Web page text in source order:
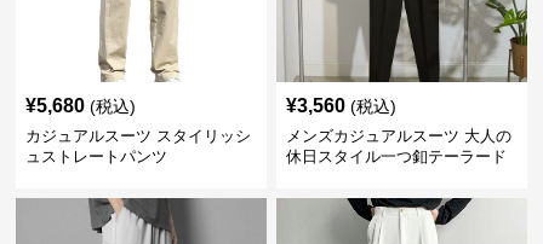
¥5,680 (税込)
カジュアルスーツ スタイリッシ
ュストレートパンツ
¥3,560 (税込)
メンズカジュアルスーツ 大人の
休日スタイル一つ釦テーラード